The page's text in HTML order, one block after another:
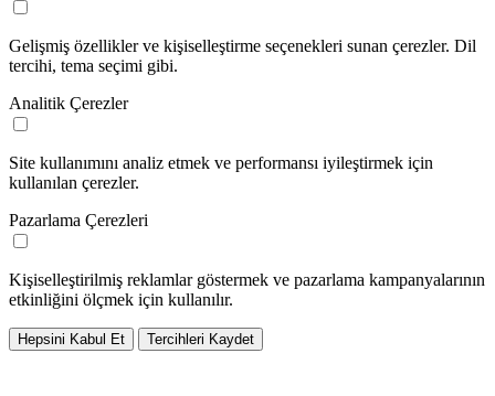
Gelişmiş özellikler ve kişiselleştirme seçenekleri sunan çerezler. Dil
tercihi, tema seçimi gibi.
Analitik Çerezler
Site kullanımını analiz etmek ve performansı iyileştirmek için
kullanılan çerezler.
Pazarlama Çerezleri
Kişiselleştirilmiş reklamlar göstermek ve pazarlama kampanyalarının
etkinliğini ölçmek için kullanılır.
Hepsini Kabul Et Tercihleri Kaydet